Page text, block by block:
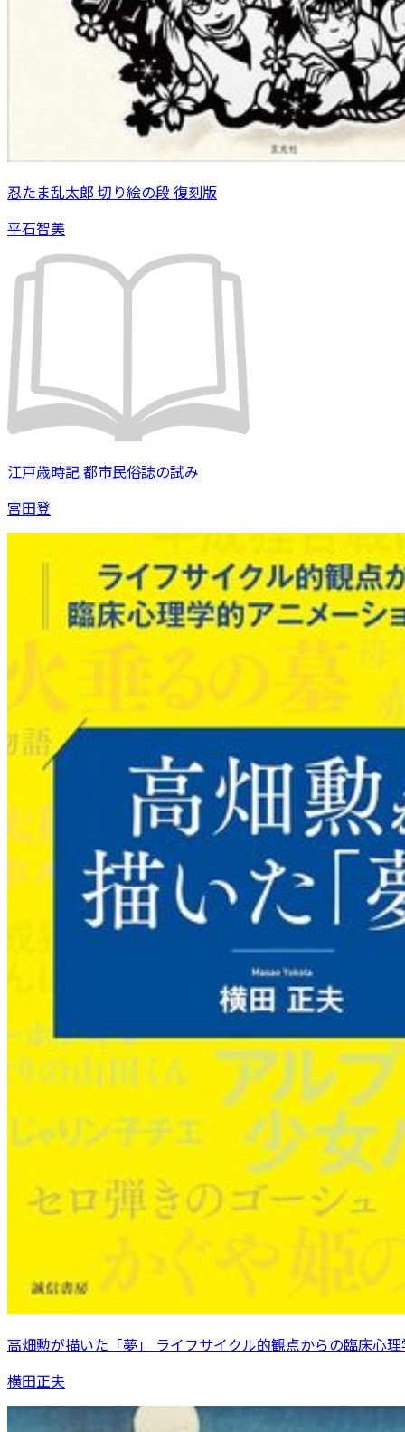
忍たま乱太郎 切り絵の段 復刻版
平石智美
江戸歳時記 都市民俗誌の試み
宮田登
高畑勲が描いた「夢」 ライフサイクル的観点からの臨床心
横田正夫